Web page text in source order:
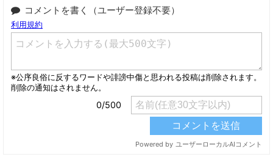
コメントを書く（ユーザー登録不要）